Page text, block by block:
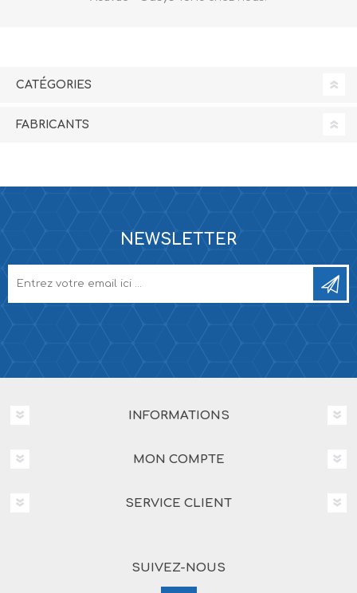
CATÉGORIES
FABRICANTS
NEWSLETTER
INFORMATIONS
MON COMPTE
SERVICE CLIENT
SUIVEZ-NOUS